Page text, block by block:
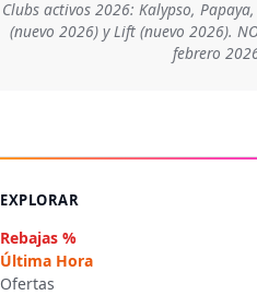
Clubs activos 2026: Kalypso,
(nuevo 2026) y Lift (nuevo 2026).
febrero
EXPLORAR
Rebajas %
Última Hora
Ofertas